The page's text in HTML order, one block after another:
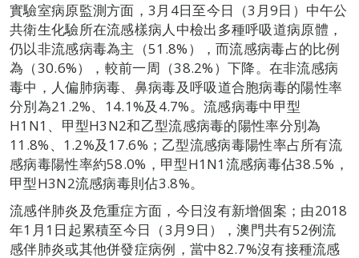
實驗室病原監測方面，3月4日至今日（3月9日）中午公
共衛生化驗所在流感樣病人中檢出多種呼吸道病原體，
仍以非流感病毒為主（51.8%），而流感病毒占的比例
為（30.6%），較前一周（38.2%）下降。在非流感病
毒中，人偏肺病毒、鼻病毒及呼吸道合胞病毒的陽性率
分別為21.2%、14.1%及4.7%。流感病毒中甲型
H1N1、甲型H3N2和乙型流感病毒的陽性率分別為
11.8%、1.2%及17.6%；乙型流感病毒陽性率占所有流
感病毒陽性率約58.0%，甲型H1N1流感病毒佔38.5%，
甲型H3N2流感病毒則佔3.8%。
流感伴肺炎及危重症方面，今日沒有新增個案；由2018
年1月1日起累積至今日（3月9日），澳門共有52例流
感伴肺炎或其他併發症病例，當中82.7%沒有接種流感